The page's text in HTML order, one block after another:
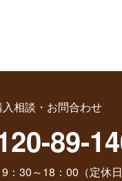
入相談・お問合わせ
89-
：30～18：00（定休日